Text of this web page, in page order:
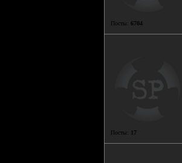
Посты: 6704
Посты: 17